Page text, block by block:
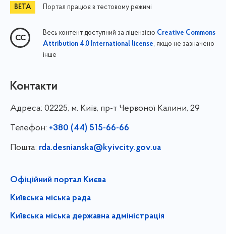
Портал працює в тестовому режимі
Весь контент доступний за ліцензією Creative Commons
Attribution 4.0 International license, якщо не зазначено
інше
Контакти
Адреса: 02225, м. Київ, пр-т Червоної Калини, 29
Телефон: +380 (44) 515-66-66
Пошта: rda.desnianska@kyivcity.gov.ua
Офіційний портал Києва
Київська міська рада
Київська міська державна адміністрація